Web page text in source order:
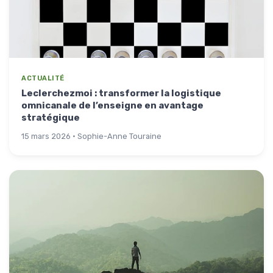
ACTUALITÉ
Leclerchezmoi : transformer la logistique
omnicanale de l’enseigne en avantage
stratégique
15 mars 2026 · Sophie-Anne Touraine